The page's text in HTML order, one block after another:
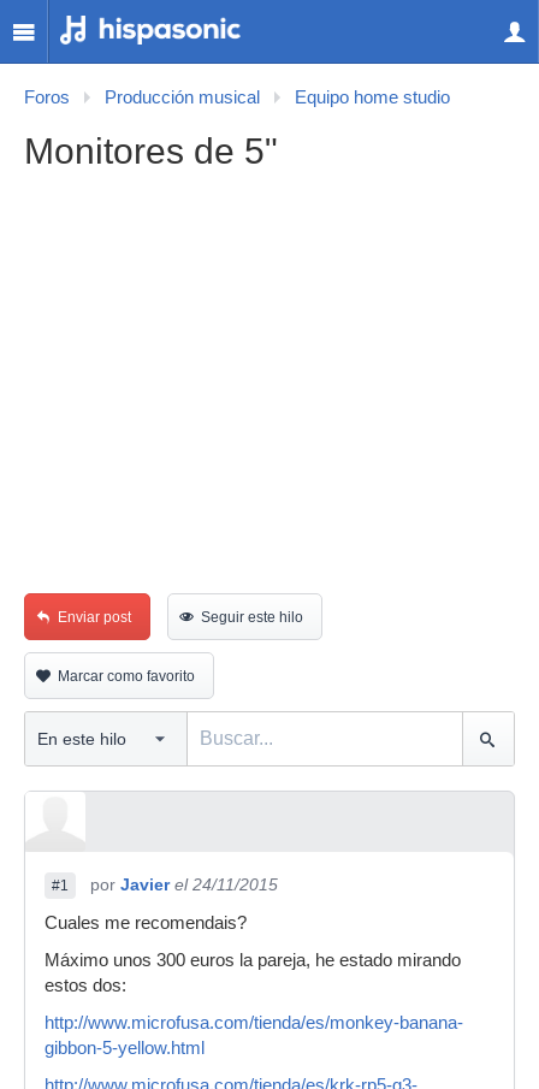
Foros Producción musical Equipo home studio
Monitores de 5"
Enviar post Seguir este hilo
Marcar como favorito
#1 por Javier el 24/11/2015
Cuales me recomendais?
Máximo unos 300 euros la pareja, he estado mirando
estos dos:
http://www.microfusa.com/tienda/es/monkey-banana-
gibbon-5-yellow.html